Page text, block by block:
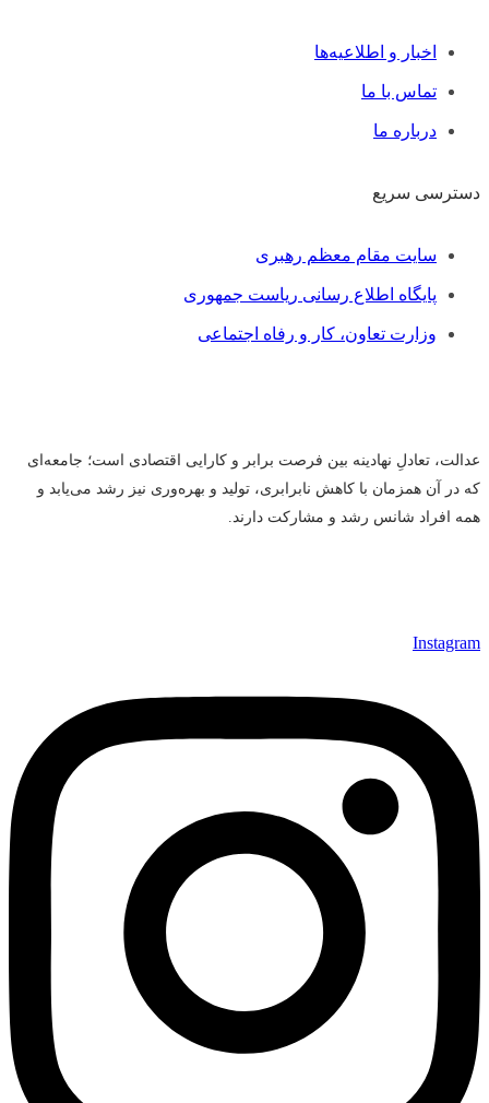
فهرستاخبار و اطلاعیه‌ها
تماس با ما
درباره ما
دسترسی سریع
فهرستسایت مقام معظم رهبری
پایگاه اطلاع رسانی ریاست جمهوری
وزارت تعاون، کار و رفاه اجتماعی
عدالت، تعادلِ نهادینه بین فرصت برابر و کارایی اقتصادی است؛ جامعه‌ای
که در آن همزمان با کاهش نابرابری، تولید و بهره‌وری نیز رشد می‌یابد و
همه افراد شانس رشد و مشارکت دارند.
Instagram